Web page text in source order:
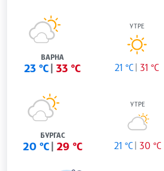
ВАРНА
23 °C 33 °C
УТРЕ
21 °C 31 °C
БУРГАС
20 °C 29 °C
УТРЕ
21 °C 30 °C